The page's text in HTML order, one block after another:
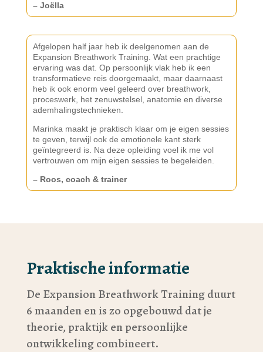
– Joëlla
Afgelopen half jaar heb ik deelgenomen aan de
Expansion Breathwork Training. Wat een prachtige
ervaring was dat. Op persoonlijk vlak heb ik een
transformatieve reis doorgemaakt, maar daarnaast
heb ik ook enorm veel geleerd over breathwork,
proceswerk, het zenuwstelsel, anatomie en diverse
ademhalingstechnieken.
Marinka maakt je praktisch klaar om je eigen sessies
te geven, terwijl ook de emotionele kant sterk
geïntegreerd is. Na deze opleiding voel ik me vol
vertrouwen om mijn eigen sessies te begeleiden.
– Roos, coach & trainer
Praktische informatie
De Expansion Breathwork Training duurt
6 maanden en is zo opgebouwd dat je
theorie, praktijk en persoonlijke
ontwikkeling combineert.